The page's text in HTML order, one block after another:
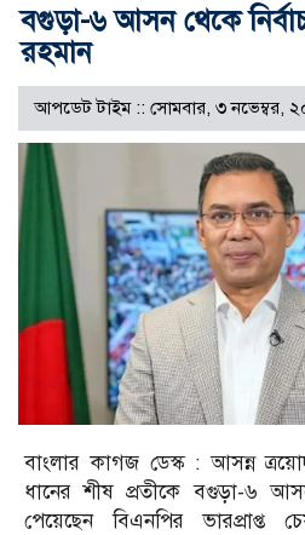
বগুড়া-৬ আসন থেকে
রহমান
আপডেট টাইম :: সোমবার, ৩ নভেম্বর,
বাংলার কাগজ ডেস্ক : আসন্ন
ধানের শীষ প্রতীকে বগুড়া-৬
পেয়েছেন বিএনপির ভারপ্রাপ্ত